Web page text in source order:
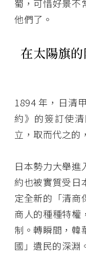
蜀，可惜好景不
他們了。
在太陽旗
1894 年，日清
約》的簽訂使
立，取而代之的
日本勢力大舉進
約也被實質受日
定全新的「清商
商人的種種特權
制。轉瞬間，韓
國」遺民的深淵